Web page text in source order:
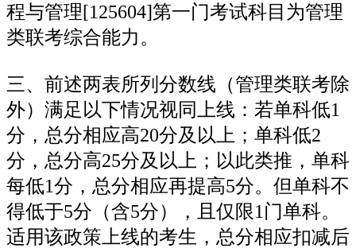
程与管理[125604]第一门考试科目为管理
类联考综合能力。
三、前述两表所列分数线（管理类联考除
外）满足以下情况视同上线：若单科低1
分，总分相应高20分及以上；单科低2
分，总分高25分及以上；以此类推，单科
每低1分，总分相应再提高5分。但单科不
得低于5分（含5分），且仅限1门单科。
适用该政策上线的考生，总分相应扣减后